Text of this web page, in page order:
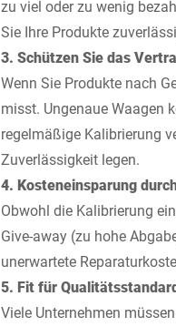
zu viel oder zu wenig
Sie Ihre Produkte
3. Schützen Sie das
Wenn Sie Produkte nach
misst. Ungenaue Waagen
regelmäßige Kalibrierung
Zuverlässigkeit legen.
4. Kosteneinsparung
Obwohl die Kalibrierung
Give-away (zu hohe
unerwartete
5. Fit für
Viele Unternehmen